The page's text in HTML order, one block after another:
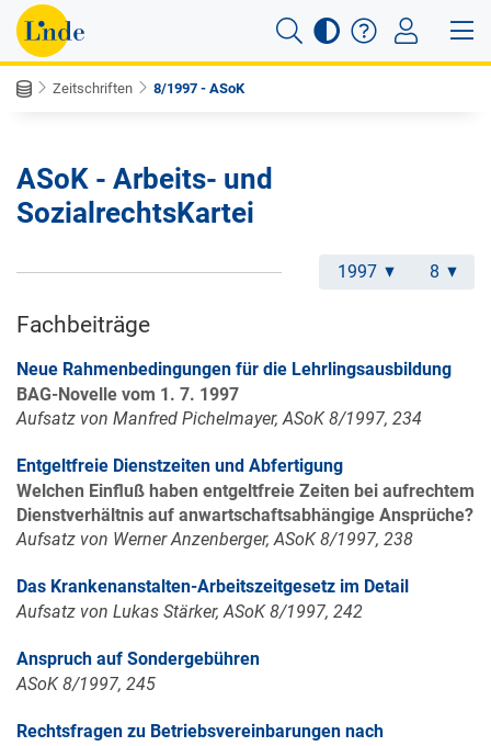
Zeitschriften 8/1997 - ASoK
ASoK - Arbeits- und
SozialrechtsKartei
1997 8
Fachbeiträge
Neue Rahmenbedingungen für die Lehrlingsausbildung
BAG-Novelle vom 1. 7. 1997
Aufsatz von Manfred Pichelmayer, ASoK 8/1997, 234
Entgeltfreie Dienstzeiten und Abfertigung
Welchen Einfluß haben entgeltfreie Zeiten bei aufrechtem
Dienstverhältnis auf anwartschaftsabhängige Ansprüche?
Aufsatz von Werner Anzenberger, ASoK 8/1997, 238
Das Krankenanstalten-Arbeitszeitgesetz im Detail
Aufsatz von Lukas Stärker, ASoK 8/1997, 242
Anspruch auf Sondergebühren
ASoK 8/1997, 245
Rechtsfragen zu Betriebsvereinbarungen nach